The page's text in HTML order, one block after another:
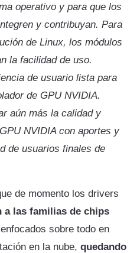
operativo y para que los
y contribuyan. Para
de Linux, los módulos
la facilidad de uso.
de usuario lista para
de GPU NVIDIA.
aún más la calidad y
NVIDIA con aportes y
de usuarios finales de
de momento los drivers
a las familias de chips
enfocados sobre todo en
en la nube, quedando